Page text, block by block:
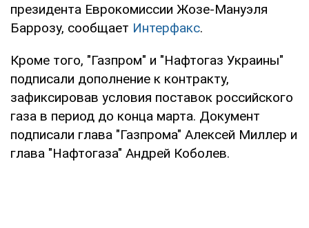
президента Еврокомиссии Жозе-Мануэля
Баррозу, сообщает Интерфакс.
Кроме того, "Газпром" и "Нафтогаз Украины"
подписали дополнение к контракту,
зафиксировав условия поставок российского
газа в период до конца марта. Документ
подписали глава "Газпрома" Алексей Миллер и
глава "Нафтогаза" Андрей Коболев.